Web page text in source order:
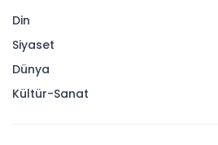
Din
Siyaset
Dünya
Kültür-Sanat